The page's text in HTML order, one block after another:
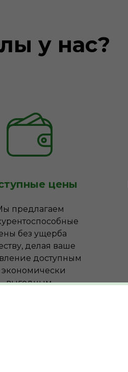
у нас?
цены
предлагаем
без ущерба
делая ваше
доступным
экономически
выгодным.